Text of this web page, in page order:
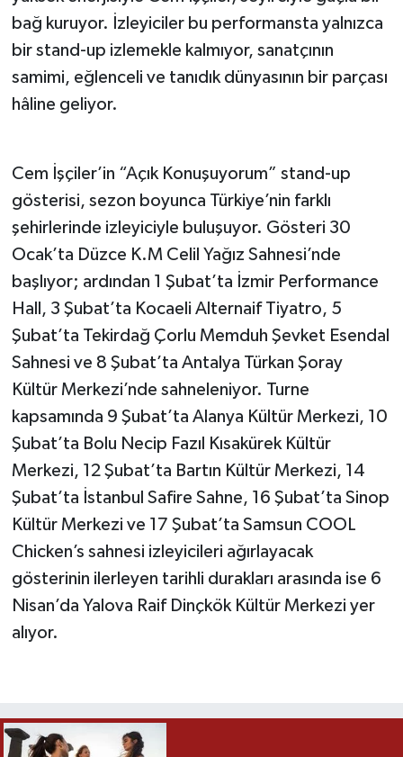
bağ kuruyor. İzleyiciler bu performansta yalnızca
bir stand-up izlemekle kalmıyor, sanatçının
samimi, eğlenceli ve tanıdık dünyasının bir parçası
hâline geliyor.
Cem İşçiler’in “Açık Konuşuyorum” stand-up
gösterisi, sezon boyunca Türkiye’nin farklı
şehirlerinde izleyiciyle buluşuyor. Gösteri 30
Ocak’ta Düzce K.M Celil Yağız Sahnesi’nde
başlıyor; ardından 1 Şubat’ta İzmir Performance
Hall, 3 Şubat’ta Kocaeli Alternaif Tiyatro, 5
Şubat’ta Tekirdağ Çorlu Memduh Şevket Esendal
Sahnesi ve 8 Şubat’ta Antalya Türkan Şoray
Kültür Merkezi’nde sahneleniyor. Turne
kapsamında 9 Şubat’ta Alanya Kültür Merkezi, 10
Şubat’ta Bolu Necip Fazıl Kısakürek Kültür
Merkezi, 12 Şubat’ta Bartın Kültür Merkezi, 14
Şubat’ta İstanbul Safire Sahne, 16 Şubat’ta Sinop
Kültür Merkezi ve 17 Şubat’ta Samsun COOL
Chicken’s sahnesi izleyicileri ağırlayacak
gösterinin ilerleyen tarihli durakları arasında ise 6
Nisan’da Yalova Raif Dinçkök Kültür Merkezi yer
alıyor.